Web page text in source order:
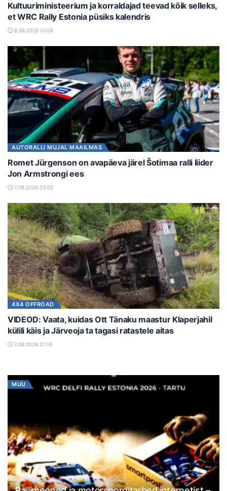
Kultuuriministeerium ja korraldajad teevad kõik selleks,
et WRC Rally Estonia püsiks kalendris
8.08.2026 10:08
AUTORALLI MUJAL MAAILMAS
Romet Jürgenson on avapäeva järel Šotimaa ralli liider
Jon Armstrongi ees
7.08.2026 23:02
4X4 OFFROAD
VIDEOD: Vaata, kuidas Ott Tänaku maastur Klaperjahil
külili käis ja Järveoja ta tagasi ratastele aitas
7.08.2026 21:18
MUU